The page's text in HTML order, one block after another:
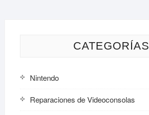
CATEGORÍAS
Nintendo
Reparaciones de Videoconsolas